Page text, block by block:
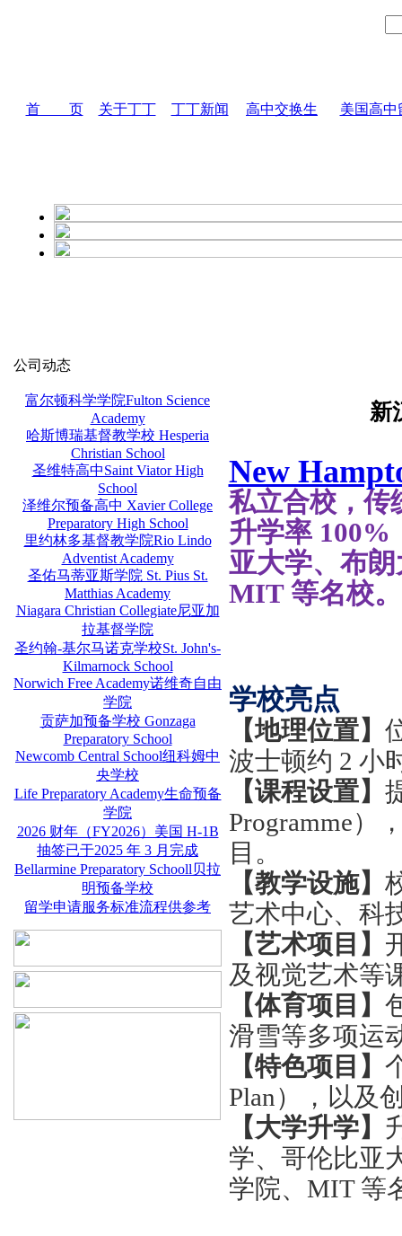
首 页 关于丁丁 丁丁新闻 高中交换生 美国高中
公司动态
富尔顿科学学院Fulton Science
Academy
哈斯博瑞基督教学校 Hesperia
Christian School
圣维特高中Saint Viator High
School
泽维尔预备高中 Xavier College
Preparatory High School
里约林多基督教学院Rio Lindo
Adventist Academy
圣佑马蒂亚斯学院 St. Pius St.
Matthias Academy
Niagara Christian Collegiate尼亚加
拉基督学院
圣约翰-基尔马诺克学校St. John's-
Kilmarnock School
Norwich Free Academy诺维奇自由
学院
贡萨加预备学校 Gonzaga
Preparatory School
Newcomb Central School纽科姆中
央学校
Life Preparatory Academy生命预备
学院
2026 财年（FY2026）美国 H-1B
抽签已于2025 年 3 月完成
Bellarmine Preparatory Schooll贝拉
明预备学校
留学申请服务标准流程供参考
新
New
私立合校，传
升学率 100%
亚大学、布
MIT 等名校。
学校亮点
【地理位置】
波士顿约 2 小
【课程设置】
Programme）
目。
【教学设施】
艺术中心、科
【艺术项目】
及视觉艺术等
【体育项目】
滑雪等多项运
【特色项目】
Plan），以及
【大学升学】
学、哥伦比亚
学院、MIT 等